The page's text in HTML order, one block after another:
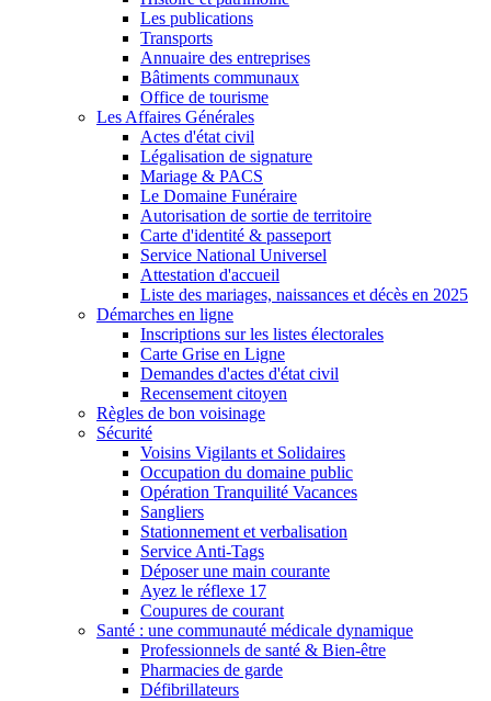
Les publications
Transports
Annuaire des entreprises
Bâtiments communaux
Office de tourisme
Les Affaires Générales
Actes d'état civil
Légalisation de signature
Mariage & PACS
Le Domaine Funéraire
Autorisation de sortie de territoire
Carte d'identité & passeport
Service National Universel
Attestation d'accueil
Liste des mariages, naissances et décès en 2025
Démarches en ligne
Inscriptions sur les listes électorales
Carte Grise en Ligne
Demandes d'actes d'état civil
Recensement citoyen
Règles de bon voisinage
Sécurité
Voisins Vigilants et Solidaires
Occupation du domaine public
Opération Tranquilité Vacances
Sangliers
Stationnement et verbalisation
Service Anti-Tags
Déposer une main courante
Ayez le réflexe 17
Coupures de courant
Santé : une communauté médicale dynamique
Professionnels de santé & Bien-être
Pharmacies de garde
Défibrillateurs